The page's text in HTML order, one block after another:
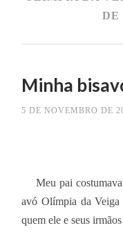
DE
Minha
5 DE NOVEMBRO DE
Meu pai costumava
avó Olímpia da
quem ele e seus